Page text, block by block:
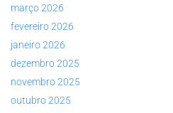
março 2026
fevereiro 2026
janeiro 2026
dezembro 2025
novembro 2025
outubro 2025